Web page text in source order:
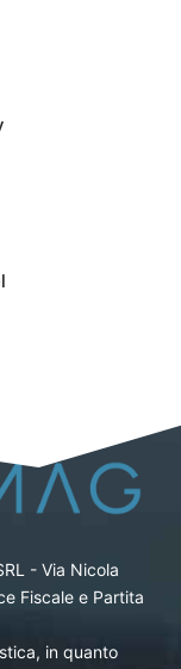
- Via Nicola
Fiscale e Partita
in quanto